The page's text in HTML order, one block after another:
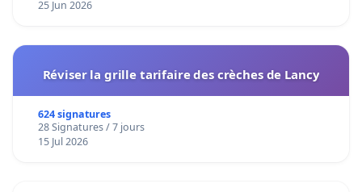
25 Jun 2026
Réviser la grille tarifaire des crèches de Lancy
624 signatures
28 Signatures / 7 jours
15 Jul 2026